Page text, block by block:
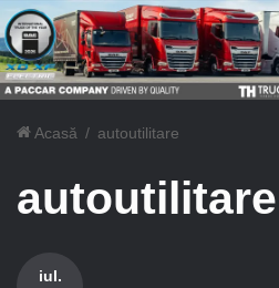
Acasă / autoutilitare
autoutilitare
iul.